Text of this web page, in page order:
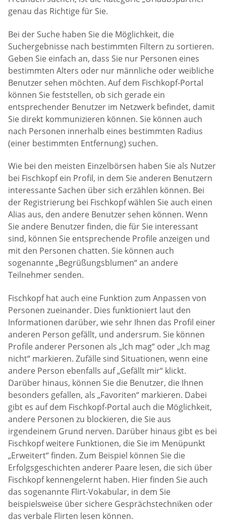
genau das Richtige für Sie.
Bei der Suche haben Sie die Möglichkeit, die
Suchergebnisse nach bestimmten Filtern zu sortieren.
Geben Sie einfach an, dass Sie nur Personen eines
bestimmten Alters oder nur männliche oder weibliche
Benutzer sehen möchten. Auf dem Fischkopf-Portal
können Sie feststellen, ob sich gerade ein
entsprechender Benutzer im Netzwerk befindet, damit
Sie direkt kommunizieren können. Sie können auch
nach Personen innerhalb eines bestimmten Radius
(einer bestimmten Entfernung) suchen.
Wie bei den meisten Einzelbörsen haben Sie als Nutzer
bei Fischkopf ein Profil, in dem Sie anderen Benutzern
interessante Sachen über sich erzählen können. Bei
der Registrierung bei Fischkopf wählen Sie auch einen
Alias aus, den andere Benutzer sehen können. Wenn
Sie andere Benutzer finden, die für Sie interessant
sind, können Sie entsprechende Profile anzeigen und
mit den Personen chatten. Sie können auch
sogenannte „Begrüßungsblumen“ an andere
Teilnehmer senden.
Fischkopf hat auch eine Funktion zum Anpassen von
Personen zueinander. Dies funktioniert laut den
Informationen darüber, wie sehr Ihnen das Profil einer
anderen Person gefällt, und andersrum. Sie können
Profile anderer Personen als „Ich mag“ oder „Ich mag
nicht“ markieren. Zufälle sind Situationen, wenn eine
andere Person ebenfalls auf „Gefällt mir“ klickt.
Darüber hinaus, können Sie die Benutzer, die Ihnen
besonders gefallen, als „Favoriten“ markieren. Dabei
gibt es auf dem Fischkopf-Portal auch die Möglichkeit,
andere Personen zu blockieren, die Sie aus
irgendeinem Grund nerven. Darüber hinaus gibt es bei
Fischkopf weitere Funktionen, die Sie im Menüpunkt
„Erweitert“ finden. Zum Beispiel können Sie die
Erfolgsgeschichten anderer Paare lesen, die sich über
Fischkopf kennengelernt haben. Hier finden Sie auch
das sogenannte Flirt-Vokabular, in dem Sie
beispielsweise über sichere Gesprächstechniken oder
das verbale Flirten lesen können.